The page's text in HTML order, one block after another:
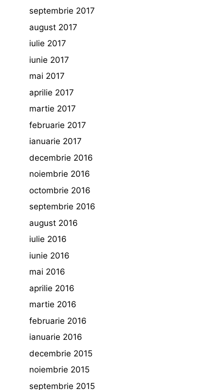
septembrie 2017
august 2017
iulie 2017
iunie 2017
mai 2017
aprilie 2017
martie 2017
februarie 2017
ianuarie 2017
decembrie 2016
noiembrie 2016
octombrie 2016
septembrie 2016
august 2016
iulie 2016
iunie 2016
mai 2016
aprilie 2016
martie 2016
februarie 2016
ianuarie 2016
decembrie 2015
noiembrie 2015
septembrie 2015